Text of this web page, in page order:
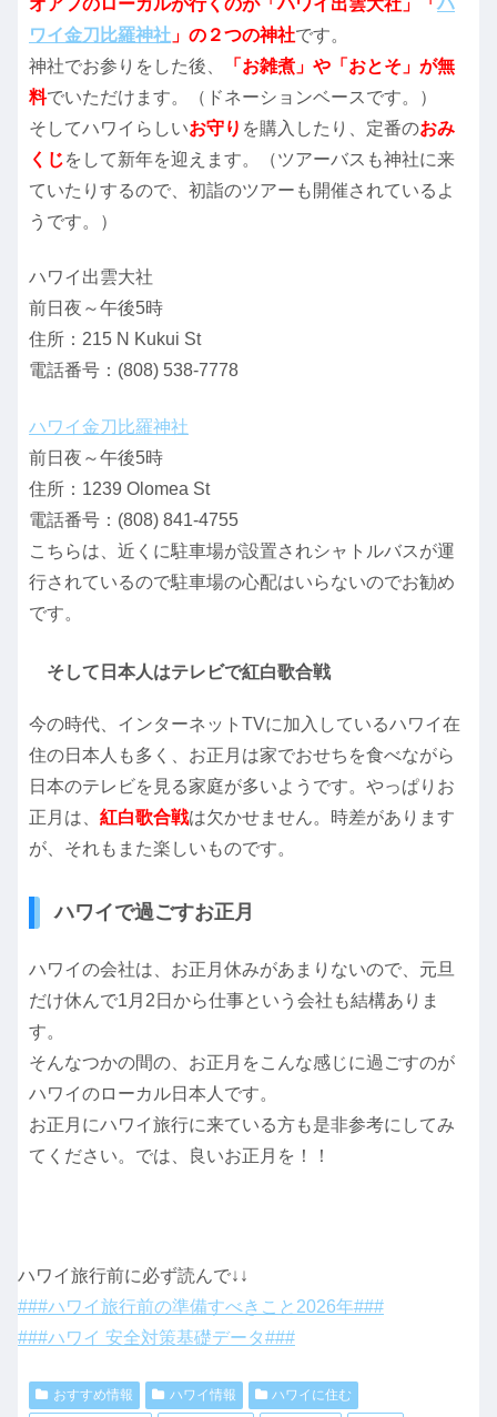
オアフのローカルが行くのが「ハワイ出雲大社」「ハ
ワイ金刀比羅神社 」の２つの神社です。
神社でお参りをした後、
「お雑煮」や「おとそ」が無
料でいただけます。（ドネーションベースです。）
そしてハワイらしいお守り を購入したり、定番のおみ
くじをして新年を迎えます。（ツアーバスも神社に来
ていたりするので、初詣のツアーも開催されているよ
うです。）
ハワイ出雲大社
前日夜～午後5時
住所：215 N Kukui St
電話番号：(808) 538-7778
ハワイ金刀比羅神社
前日夜～午後5時
住所：1239 Olomea St
電話番号：(808) 841-4755
こちらは、近くに駐車場が設置されシャトルバスが運
行されているので駐車場の心配はいらないのでお勧め
です。
そして日本人はテレビで紅白歌合戦
今の時代、インターネットTVに加入しているハワイ在
住の日本人も多く、お正月は家でおせちを食べながら
日本のテレビを見る家庭が多いようです。やっぱりお
正月は、 紅白歌合戦は欠かせません。時差があります
が、それもまた楽しいものです。
ハワイで過ごすお正月
ハワイの会社は、お正月休みがあまりないので、元旦
だけ休んで1月2日から仕事という会社も結構ありま
す。
そんなつかの間の、お正月をこんな感じに過ごすのが
ハワイのローカル日本人です。
お正月にハワイ旅行に来ている方も是非参考にしてみ
てください。では、良いお正月を！！
ハワイ旅行前に必ず読んで↓↓
###ハワイ旅行前の準備すべきこと2026年###
###ハワイ 安全対策基礎データ###
おすすめ情報 ハワイ情報
ハワイに住む